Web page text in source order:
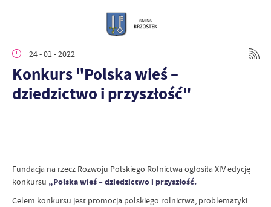
24 - 01 - 2022
Konkurs "Polska wieś –
dziedzictwo i przyszłość"
Fundacja na rzecz Rozwoju Polskiego Rolnictwa ogłosiła XIV edycję
konkursu „Polska wieś – dziedzictwo i przyszłość.
Celem konkursu jest promocja polskiego rolnictwa, problematyki